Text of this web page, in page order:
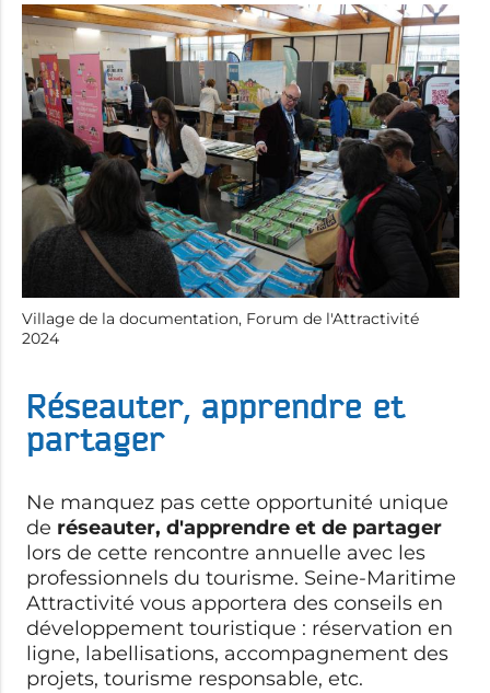
Village de la documentation, Forum de l'Attractivité
2024
Réseauter, apprendre et
partager
Ne manquez pas cette opportunité unique
de réseauter, d'apprendre et de partager
lors de cette rencontre annuelle avec les
professionnels du tourisme. Seine-Maritime
Attractivité vous apportera des conseils en
développement touristique : réservation en
ligne, labellisations, accompagnement des
projets, tourisme responsable, etc.